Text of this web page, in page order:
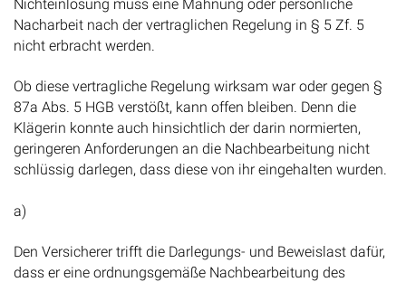
Nichteinlösung muss eine Mahnung oder persönliche
Nacharbeit nach der vertraglichen Regelung in § 5 Zf. 5
nicht erbracht werden.
Ob diese vertragliche Regelung wirksam war oder gegen §
87a Abs. 5 HGB verstößt, kann offen bleiben. Denn die
Klägerin konnte auch hinsichtlich der darin normierten,
geringeren Anforderungen an die Nachbearbeitung nicht
schlüssig darlegen, dass diese von ihr eingehalten wurden.
a)
Den Versicherer trifft die Darlegungs- und Beweislast dafür,
dass er eine ordnungsgemäße Nachbearbeitung des